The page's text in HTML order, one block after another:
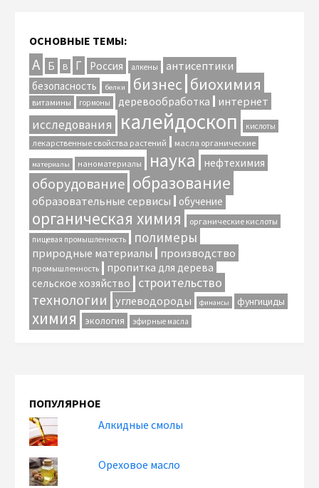
ОСНОВНЫЕ ТЕМЫ:
А Б В Г Россия алкены антисептики
безопасность белки бизнес биохимия
витамины гормоны деревообработка интернет
исследования калейдоскоп кислоты
лекарственные свойства растений масла органические
материалы наноматериалы наука нефтехимия
оборудование образование
образовательные сервисы обучение
органическая химия органические кислоты
пищевая промышленность полимеры
природные материалы производство
промышленность
пропитка для дерева
сельское хозяйство
строительство
технологии углеводороды финансы фунгициды
химия экология эфирные масла
ПОПУЛЯРНОЕ
Алкидные смолы
Ореховое масло